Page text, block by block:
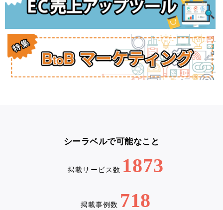
シーラベルで可能なこと
掲載サービス数 1873
掲載事例数 718